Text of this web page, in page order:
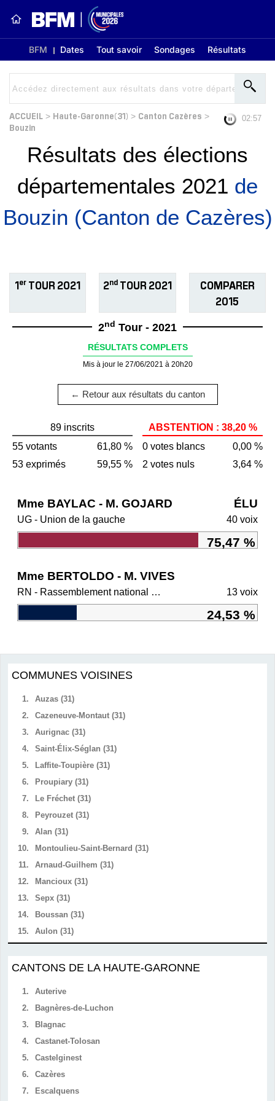
BFM Dates Tout savoir Sondages Résultats
ACCUEIL > Haute-Garonne(31) > Canton Cazères >
Bouzin
02:56
Résultats des élections
départementales 2021 de
Bouzin (Canton de Cazères)
1er TOUR 2021 2ndTOUR 2021
COMPARER
2015
2nd Tour - 2021
RÉSULTATS COMPLETS
Mis à jour le 27/06/2021 à 20h20
← Retour aux résultats du canton
89 inscrits
55 votants
61,80 %
53 exprimés
59,55 %
ABSTENTION : 38,20 %
0 votes blancs
0,00 %
2 votes nuls
3,64 %
Mme BAYLAC - M. GOJARD ÉLU
UG - Union de la gauche 40 voix
75,47 %
Mme BERTOLDO - M. VIVES
RN - Rassemblement national et ses alliés 13 voix
24,53 %
COMMUNES VOISINES
1.
Auzas (31)
2.
Cazeneuve-Montaut (31)
3.
Aurignac (31)
4.
Saint-Élix-Séglan (31)
5.
Laffite-Toupière (31)
6.
Proupiary (31)
7.
Le Fréchet (31)
8.
Peyrouzet (31)
9.
Alan (31)
10.
Montoulieu-Saint-Bernard (31)
11.
Arnaud-Guilhem (31)
12.
Mancioux (31)
13.
Sepx (31)
14.
Boussan (31)
15.
Aulon (31)
CANTONS DE LA HAUTE-GARONNE
1.
Auterive
2.
Bagnères-de-Luchon
3.
Blagnac
4.
Castanet-Tolosan
5.
Castelginest
6.
Cazères
7.
Escalquens